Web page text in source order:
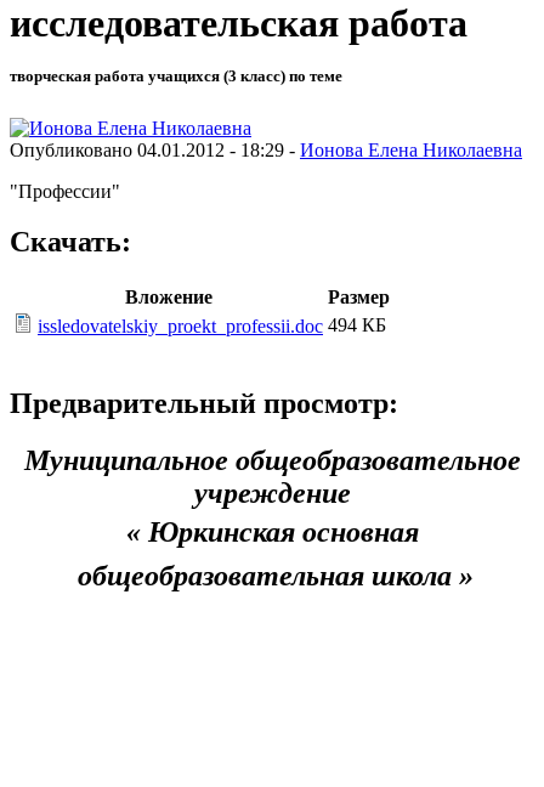
исследовательская работа
творческая работа учащихся (3 класс) по теме
Опубликовано 04.01.2012 - 18:29 - Ионова Елена Николаевна
"Профессии"
Скачать:
Вложение
Размер
issledovatelskiy_proekt_professii.doc 494 КБ
Предварительный просмотр:
Муниципальное общеобразовательное
учреждение
« Юркинская основная
общеобразовательная школа »